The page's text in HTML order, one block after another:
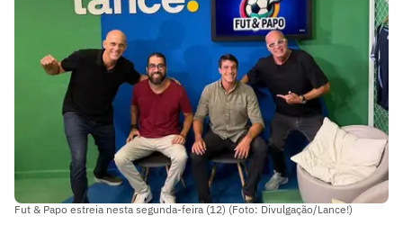
Fut & Papo estreia nesta segunda-feira (12) (Foto: Divulgação/Lance!)